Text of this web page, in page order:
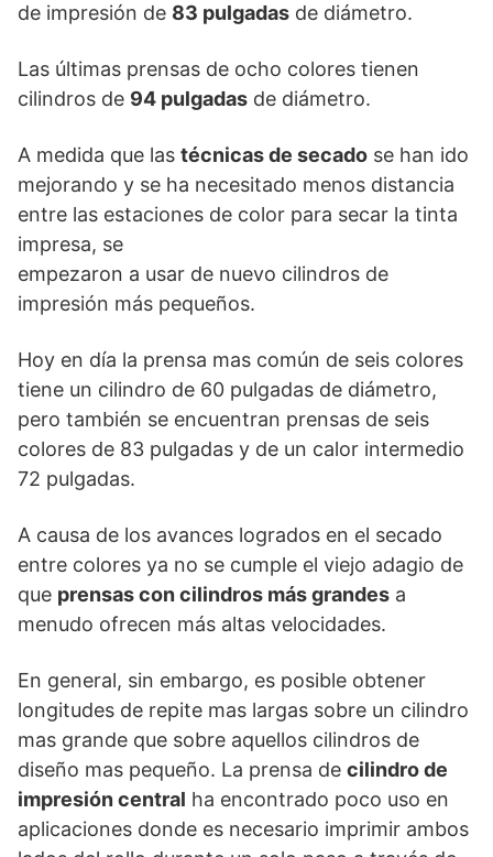
de impresión de 83 pulgadas de diámetro.
Las últimas prensas de ocho colores tienen
cilindros de 94 pulgadas de diámetro.
A medida que las técnicas de secado se han ido
mejorando y se ha necesitado menos distancia
entre las estaciones de color para secar la tinta
impresa, se
empezaron a usar de nuevo cilindros de
impresión más pequeños.
Hoy en día la prensa mas común de seis colores
tiene un cilindro de 60 pulgadas de diámetro,
pero también se encuentran prensas de seis
colores de 83 pulgadas y de un calor intermedio
72 pulgadas.
A causa de los avances logrados en el secado
entre colores ya no se cumple el viejo adagio de
que prensas con cilindros más grandes a
menudo ofrecen más altas velocidades.
En general, sin embargo, es posible obtener
longitudes de repite mas largas sobre un cilindro
mas grande que sobre aquellos cilindros de
diseño mas pequeño. La prensa de cilindro de
impresión central ha encontrado poco uso en
aplicaciones donde es necesario imprimir ambos